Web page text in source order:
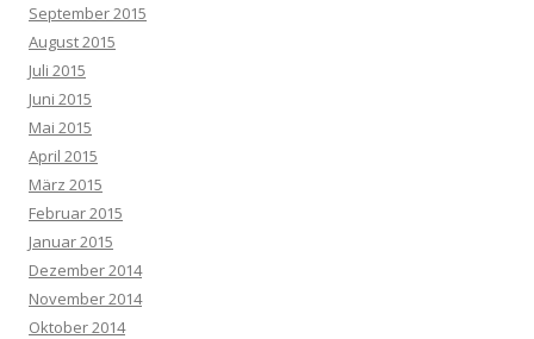
September 2015
August 2015
Juli 2015
Juni 2015
Mai 2015
April 2015
März 2015
Februar 2015
Januar 2015
Dezember 2014
November 2014
Oktober 2014